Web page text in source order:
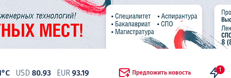
USD 80.93 EUR 93.19 Предложить новость 1